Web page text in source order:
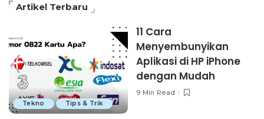
Artikel Terbaru
Tekno Tips & Trik
11 Cara
Menyembunyikan
Aplikasi di HP iPhone
dengan Mudah
9 Min Read